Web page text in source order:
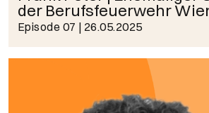
der Berufsfeuerwehr
Episode 07 | 26.05.2025